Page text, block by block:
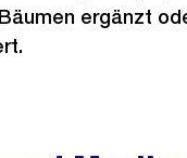
ergänzt